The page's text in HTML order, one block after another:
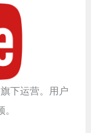
下运营。用户